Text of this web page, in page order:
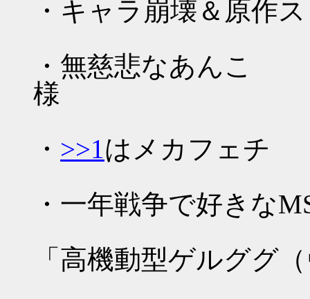
・キャラ崩壊＆原作
・無慈悲なあんこ
・ >>1はメカフェチ
・一年戦争で好きな
「高機動型ゲルググ